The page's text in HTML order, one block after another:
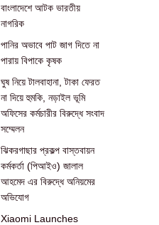
বাংলাদেশে আটক ভারতীয়
নাগরিক
পা‌নির অভাবে পাট জাগ দিতে না
পারায় বিপাকে কৃষক
ঘুষ নিয়ে টালবাহানা, টাকা ফেরত
না দিয়ে হুমকি, নড়াইল ভূমি
অফিসের কর্মচারীর বিরুদ্ধে সংবাদ
সম্মেলন
ঝিকরগাছার প্রকল্প বাস্তবায়ন
কর্মকর্তা (পিআইও) জালাল
আহমেদ এর বিরুদ্ধে অনিয়মের
অভিযোগ
Xiaomi Launches